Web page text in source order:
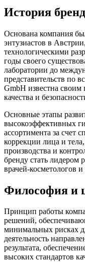
История
Основана компания
энтузиастов в
технологическими
годы своего
лаборатории до
представительств по
GmbH известна своим
качества и
Основные этапы
высокоэффективных
ассортимента за счет
коррекции лица и
производства и
бренду стать лидером
врачей-косметологов
Философия и
Принцип работы
решений,
минимальных рисках
деятельность
результата,
высоких стандартов